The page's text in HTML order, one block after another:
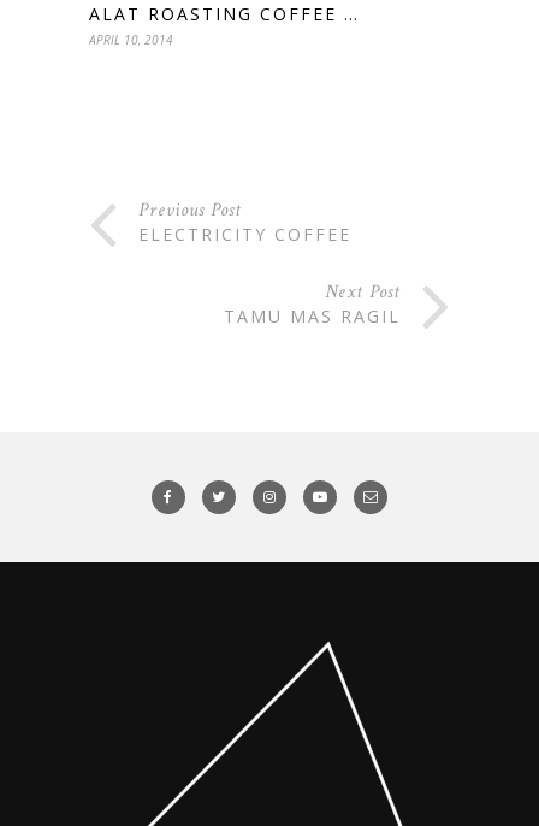
ALAT ROASTING COFFEE …
APRIL 10, 2014
Previous Post
ELECTRICITY COFFEE
Next Post
TAMU MAS RAGIL